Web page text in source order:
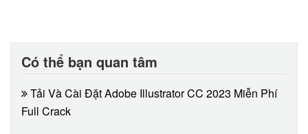
Có thể bạn quan tâm
Tải Và Cài Đặt Adobe Illustrator CC 2023 Miễn Phí
Full Crack